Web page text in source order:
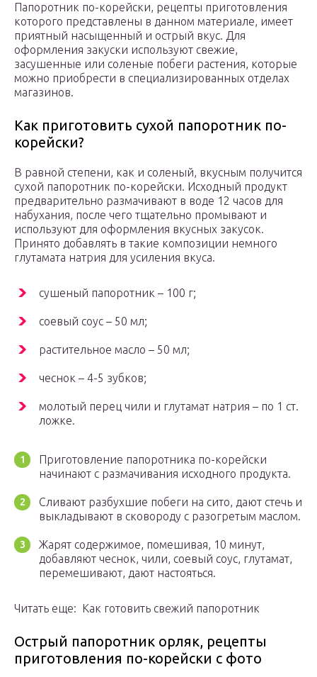
Папоротник по-корейски, рецепты приготовления
которого представлены в данном материале, имеет
приятный насыщенный и острый вкус. Для
оформления закуски используют свежие,
засушенные или соленые побеги растения, которые
можно приобрести в специализированных отделах
магазинов.
Как приготовить сухой папоротник по-
корейски?
В равной степени, как и соленый, вкусным получится
сухой папоротник по-корейски. Исходный продукт
предварительно размачивают в воде 12 часов для
набухания, после чего тщательно промывают и
используют для оформления вкусных закусок.
Принято добавлять в такие композиции немного
глутамата натрия для усиления вкуса.
сушеный папоротник – 100 г;
соевый соус – 50 мл;
растительное масло – 50 мл;
чеснок – 4-5 зубков;
молотый перец чили и глутамат натрия – по 1 ст.
ложке.
Приготовление папоротника по-корейски
начинают с размачивания исходного продукта.
Сливают разбухшие побеги на сито, дают стечь и
выкладывают в сковороду с разогретым маслом.
Жарят содержимое, помешивая, 10 минут,
добавляют чеснок, чили, соевый соус, глутамат,
перемешивают, дают настояться.
Читать еще: Как готовить свежий папоротник
Острый папоротник орляк, рецепты
приготовления по-корейски с фото